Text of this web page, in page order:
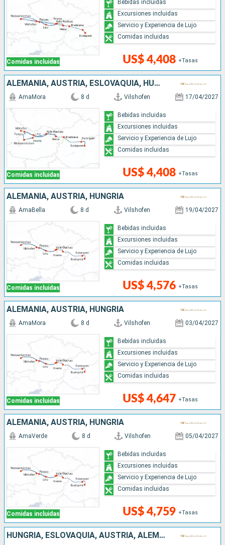
Comidas incluidas US$ 4,408 +Tasas
Bebidas incluidas
Excursiones incluidas
Servicio y Experiencia de Lujo
Comidas incluidas
ALEMANIA, AUSTRIA, ESLOVAQUIA, HUNGRÍA
Comidas incluidas
AmaMora 8 d Vilshofen 17/04/2027
US$ 4,408 +Tasas
Bebidas incluidas
Excursiones incluidas
Servicio y Experiencia de Lujo
Comidas incluidas
ALEMANIA, AUSTRIA, HUNGRÍA
Comidas incluidas
AmaBella 8 d Vilshofen 19/04/2027
US$ 4,576 +Tasas
Bebidas incluidas
Excursiones incluidas
Servicio y Experiencia de Lujo
Comidas incluidas
ALEMANIA, AUSTRIA, HUNGRÍA
Comidas incluidas
AmaMora 8 d Vilshofen 03/04/2027
US$ 4,647 +Tasas
Bebidas incluidas
Excursiones incluidas
Servicio y Experiencia de Lujo
Comidas incluidas
ALEMANIA, AUSTRIA, HUNGRÍA
Comidas incluidas
AmaVerde 8 d Vilshofen 05/04/2027
US$ 4,759 +Tasas
Bebidas incluidas
Excursiones incluidas
Servicio y Experiencia de Lujo
Comidas incluidas
HUNGRÍA, ESLOVAQUIA, AUSTRIA, ALEMANIA